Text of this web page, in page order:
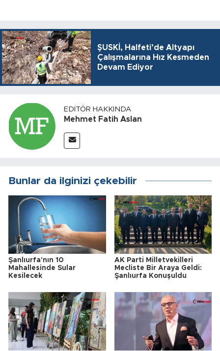
ŞUSKİ, Halfeti’de Altyapı
Çalışmalarına Hız Kesmeden
Devam Ediyor
EDITÖR HAKKINDA
Mehmet Fatih Aslan
Bunlar da ilginizi çekebilir
Şanlıurfa'nın 10
Mahallesinde Sular
Kesilecek
AK Parti Milletvekilleri
Mecliste Bir Araya Geldi:
Şanlıurfa Konuşuldu